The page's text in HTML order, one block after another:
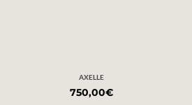
AXELLE
750,00€